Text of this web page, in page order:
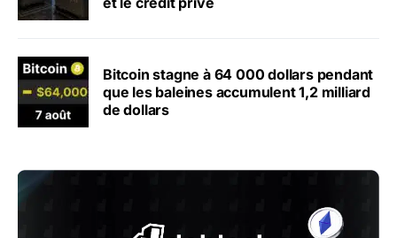
Bitcoin stagne à 64 000 dollars pendant
que les baleines accumulent 1,2 milliard
de dollars